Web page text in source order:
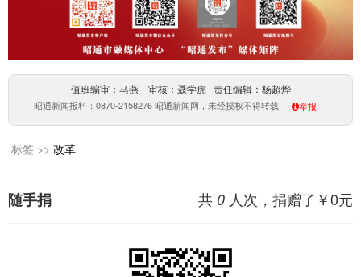
值班编审：马燕 审核：聂学虎 责任编辑：杨超烨
昭通新闻报料：0870-2158276 昭通新闻网，未经授权不得转载 举报
标签 >> 改革
共 0 人次，捐赠了￥0元
随手捐